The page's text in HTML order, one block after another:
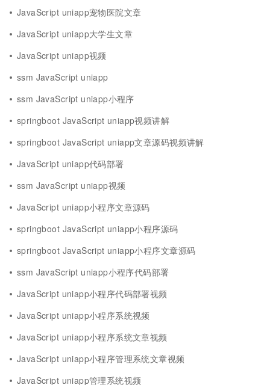
JavaScript uniapp宠物医院文章
JavaScript uniapp大学生文章
JavaScript uniapp视频
ssm JavaScript uniapp
ssm JavaScript uniapp小程序
springboot JavaScript uniapp视频讲解
springboot JavaScript uniapp文章源码视频讲解
JavaScript uniapp代码部署
ssm JavaScript uniapp视频
JavaScript uniapp小程序文章源码
springboot JavaScript uniapp小程序源码
springboot JavaScript uniapp小程序文章源码
ssm JavaScript uniapp小程序代码部署
JavaScript uniapp小程序代码部署视频
JavaScript uniapp小程序系统视频
JavaScript uniapp小程序系统文章视频
JavaScript uniapp小程序管理系统文章视频
JavaScript uniapp管理系统视频